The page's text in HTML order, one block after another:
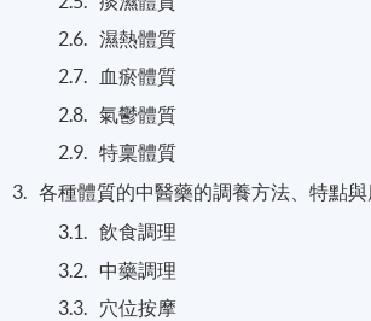
濕熱體質
血瘀體質
氣鬱體質
特稟體質
各種體質的中醫藥的調養方法、特點
飲食調理
中藥調理
穴位按摩